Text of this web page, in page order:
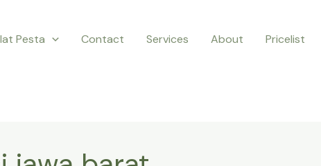
Pesta Contact Services About Pricelist